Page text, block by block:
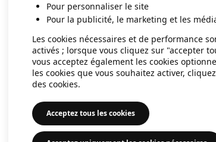
Pour personnaliser le site
Pour la publicité, le marketing et les
Les cookies nécessaires et de performance
activés ; lorsque vous cliquez sur "accepter
vous acceptez également les cookies
les cookies que vous souhaitez activer,
des cookies.
Acceptez tous les cookies